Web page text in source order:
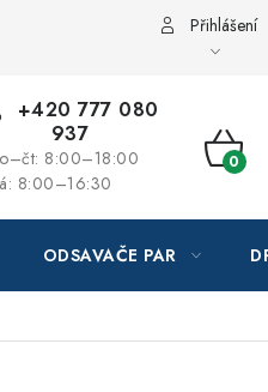
Přihlášení
+420 777 080
937
8:00–18:00
8:00–16:30
ODSAVAČE PAR